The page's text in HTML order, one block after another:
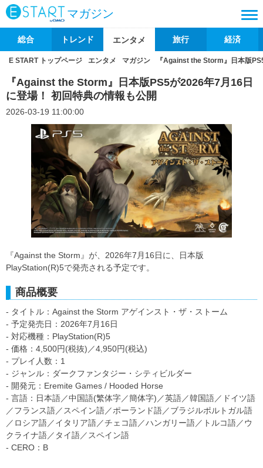
マガジン
総合 トレンド エンタメ 旅行 経済
E START トップページ エンタメ マガジン 『Against the Storm』日本版
『Against the Storm』日本版PS5が2026年7月16日
に登場！ 初回特典の情報も公開
2026-03-19 11:00:00
『Against the Storm』が、2026年7月16日に、日本版
PlayStation(R)5で発売される予定です。
商品概要
- タイトル：Against the Storm アゲインスト・ザ・ストーム
- 予定発売日：2026年7月16日
- 対応機種：PlayStation(R)5
- 価格：4,500円(税抜)／4,950円(税込)
- プレイ人数：1
- ジャンル：ダークファンタジー・シティビルダー
- 開発元：Eremite Games / Hooded Horse
- 言語：日本語／中国語(繁体字／簡体字)／英語／韓国語／ドイツ語
／フランス語／スペイン語／ポーランド語／ブラジルポルトガル語
／ロシア語／イタリア語／チェコ語／ハンガリー語／トルコ語／ウ
クライナ語／タイ語／スペイン語
- CERO：B